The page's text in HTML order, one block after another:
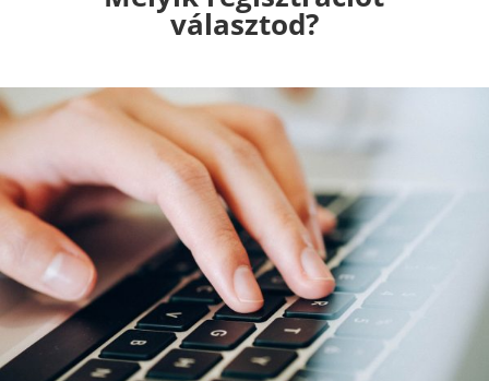
választod?